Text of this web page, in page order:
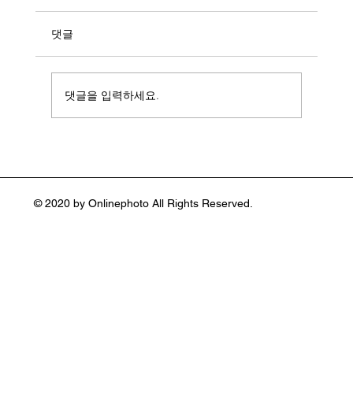
어(Stephen Shore :1947~ )
댓글
댓글을 입력하세요.
© 2020 by Onlinephoto All Rights Reserved.